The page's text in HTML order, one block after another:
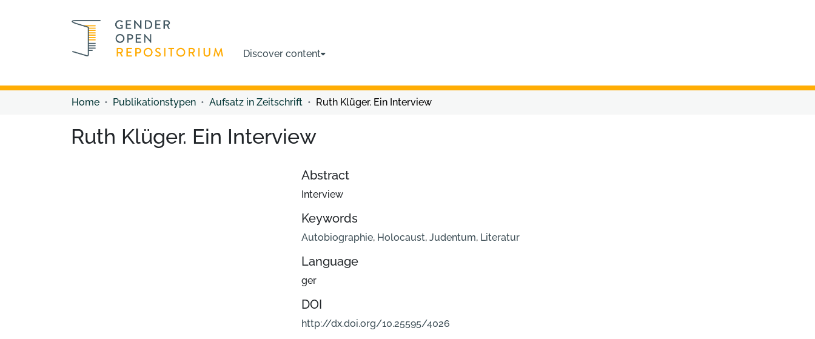
Discover content
Home Publikationstypen Aufsatz in Zeitschrift Ruth Klüger. Ein Interview
Ruth Klüger. Ein Interview
Abstract
Interview
Keywords
Autobiographie, Holocaust, Judentum, Literatur
Language
ger
DOI
http://dx.doi.org/10.25595/4026